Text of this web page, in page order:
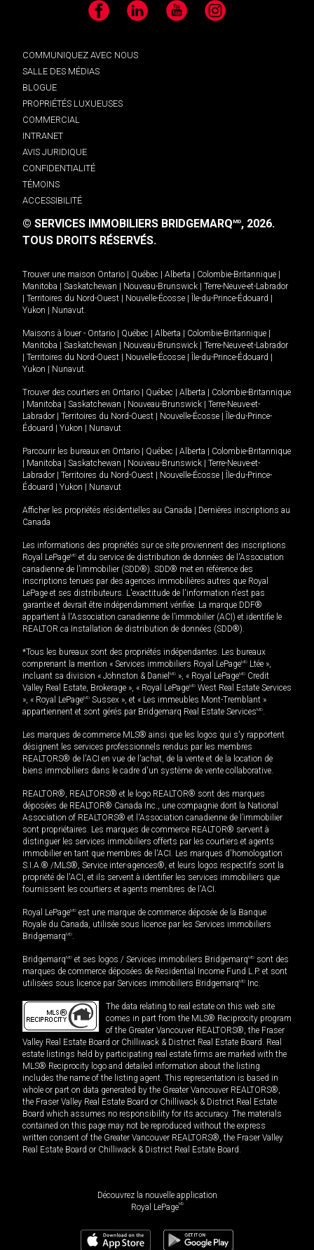
Facebook LinkedIn YouTube Instagram
COMMUNIQUEZ AVEC NOUS
SALLE DES MÉDIAS
BLOGUE
PROPRIÉTÉS LUXUEUSES
COMMERCIAL
INTRANET
AVIS JURIDIQUE
CONFIDENTIALITÉ
TÉMOINS
ACCESSIBILITÉ
© SERVICES IMMOBILIERS BRIDGEMARQMD, 2026.
TOUS DROITS RÉSERVÉS.
Trouver une maison Ontario Québec Alberta Colombie-Britannique
Manitoba
Saskatchewan Nouveau-Brunswick
Terre-Neuve-et-Labrador
Territoires du Nord-Ouest Nouvelle-Écosse Île-du-Prince-Édouard
Yukon
Nunavut.
Maisons à louer - Ontario Québec Alberta Colombie-Britannique
Manitoba
Saskatchewan Nouveau-Brunswick
Terre-Neuve-et-Labrador
Territoires du Nord-Ouest Nouvelle-Écosse Île-du-Prince-Édouard
Yukon
Nunavut.
Trouver des courtiers en Ontario Québec Alberta
Colombie-Britannique
Manitoba Saskatchewan Nouveau-Brunswick
Terre-Neuve-et-
Labrador
Territoires du Nord-Ouest Nouvelle-Écosse
Île-du-Prince-
Édouard
Yukon Nunavut
Parcourir les bureaux en Ontario Québec Alberta
Colombie-Britannique
Manitoba Saskatchewan Nouveau-Brunswick
Terre-Neuve-et-
Labrador
Territoires du Nord-Ouest Nouvelle-Écosse
Île-du-Prince-
Édouard
Yukon Nunavut
Afficher les propriétés résidentielles au Canada
Dernières inscriptions au
Canada
Les informations des propriétés sur ce site proviennent des inscriptions
Royal LePageMD et du service de distribution de données de l'Association
canadienne de l’immobilier (SDD®). SDD® met en référence des
inscriptions tenues par des agences immobilières autres que Royal
LePage et ses distributeurs. L'exactitude de l'information n'est pas
garantie et devrait être indépendamment vérifiée. La marque DDF®
appartient à l'Association canadienne de l’immobilier (ACI) et identifie le
REALTOR.ca Installation de distribution de données (SDD®).
*Tous les bureaux sont des propriétés indépendantes. Les bureaux
comprenant la mention « Services immobiliers Royal LePageMD Ltée »,
incluant sa division « Johnston & Daniel MD », « Royal LePageMD Credit
Valley Real Estate, Brokerage », « Royal LePageMD West Real Estate Services
», « Royal LePageMD Sussex », et « Les immeubles Mont-Tremblant »
appartiennent et sont gérés par Bridgemarq Real Estate ServicesMD.
Les marques de commerce MLS® ainsi que les logos qui s'y rapportent
désignent les services professionnels rendus par les membres
REALTORS® de l'ACI en vue de l'achat, de la vente et de la location de
biens immobiliers dans le cadre d'un système de vente collaborative.
REALTOR®, REALTORS® et le logo REALTOR® sont des marques
déposées de REALTOR® Canada Inc., une compagnie dont la National
Association of REALTORS® et l'Association canadienne de l’immobilier
sont propriétaires. Les marques de commerce REALTOR® servent à
distinguer les services immobiliers offerts par les courtiers et agents
immobilier en tant que membres de l'ACI. Les marques d'homologation
S.I.A.® /MLS®, Service inter-agences®, et leurs logos respectifs sont la
propriété de l'ACI, et ils servent à identifier les services immobiliers que
fournissent les courtiers et agents membres de l'ACI.
Royal LePageMD est une marque de commerce déposée de la Banque
Royale du Canada, utilisée sous licence par les Services immobiliers
BridgemarqMD.
BridgemarqMD et ses logos / Services immobiliers BridgemarqMD sont des
marques de commerce déposées de Residential Income Fund L.P. et sont
utilisées sous licence par Services immobiliers BridgemarqMD Inc.
The data relating to real estate on this web site
comes in part from the MLS® Reciprocity program
of the Greater Vancouver REALTORS®, the Fraser
Valley Real Estate Board or Chilliwack & District Real Estate Board. Real
estate listings held by participating real estate firms are marked with the
MLS® Reciprocity logo and detailed information about the listing
includes the name of the listing agent. This representation is based in
whole or part on data generated by the Greater Vancouver REALTORS®,
the Fraser Valley Real Estate Board or Chilliwack & District Real Estate
Board which assumes no responsibility for its accuracy. The materials
contained on this page may not be reproduced without the express
written consent of the Greater Vancouver REALTORS®, the Fraser Valley
Real Estate Board or Chilliwack & District Real Estate Board.
Découvrez la nouvelle application
Royal LePageMD